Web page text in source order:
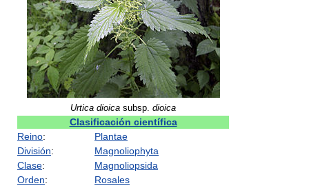
Urtica dioica subsp. dioica
Clasificación científica
Reino:
Plantae
División:
Magnoliophyta
Clase:
Magnoliopsida
Orden:
Rosales